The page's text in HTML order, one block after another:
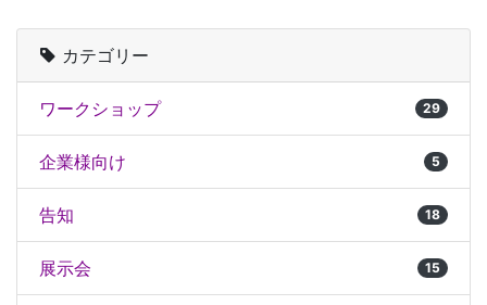
カテゴリー
ワークショップ 29
企業様向け 5
告知 18
展示会 15